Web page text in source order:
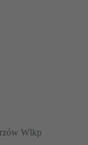
Wlkp